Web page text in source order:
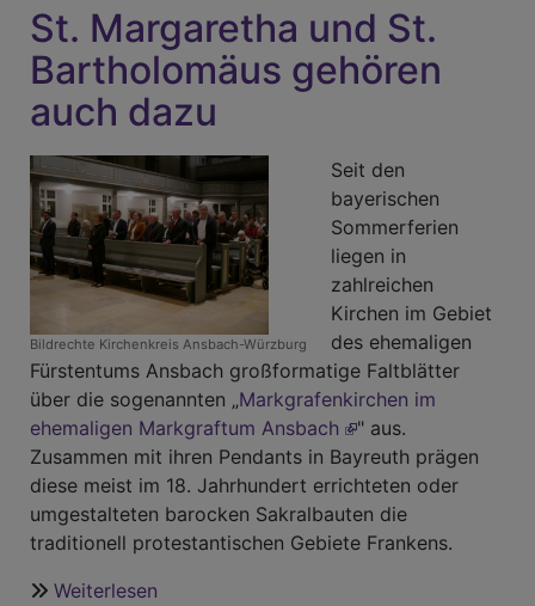
Kirchenvorstand
St. Margaretha und St.
Bartholomäus gehören
auch dazu
Bildrechte Kirchenkreis Ansbach-Würzburg
Seit den
bayerischen
Sommerferien
liegen in
zahlreichen
Kirchen im Gebiet
des ehemaligen
Fürstentums Ansbach großformatige Faltblätter
über die sogenannten „Markgrafenkirchen im
ehemaligen Markgraftum Ansbach
" aus.
Zusammen mit ihren Pendants in Bayreuth prägen
diese meist im 18. Jahrhundert errichteten oder
umgestalteten barocken Sakralbauten die
traditionell protestantischen Gebiete Frankens.
Weiterlesen